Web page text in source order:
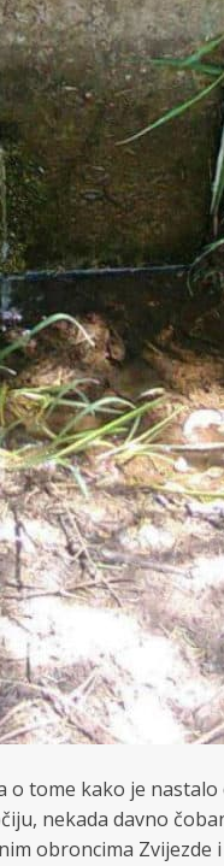
o tome kako je
nekada davno
obroncima